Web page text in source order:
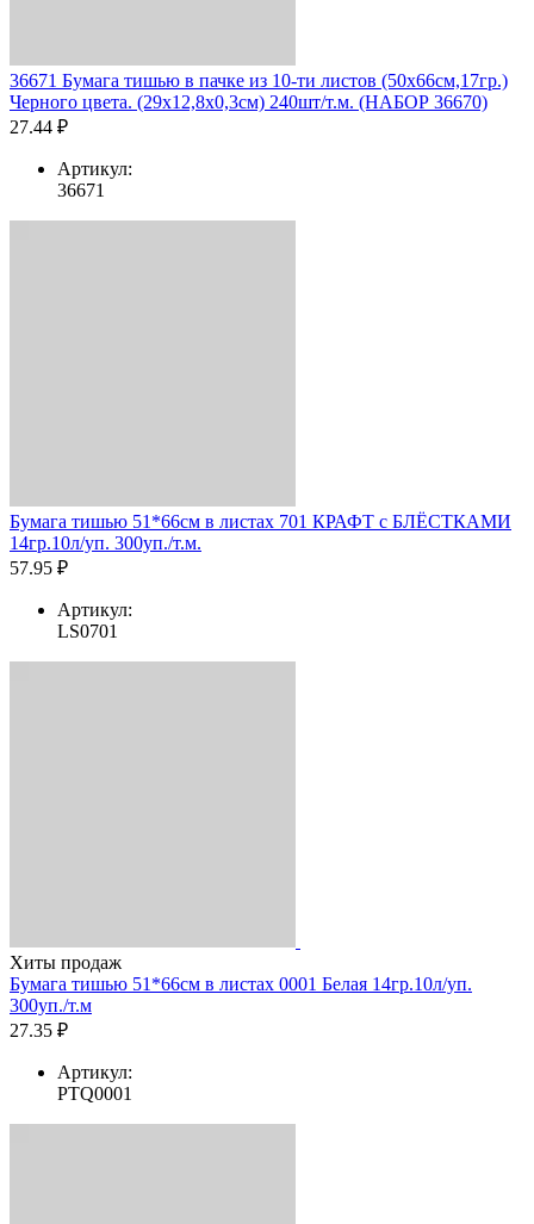
36671 Бумага тишью в пачке из 10-ти листов (50х66см,17гр.)
Черного цвета. (29x12,8x0,3см) 240шт/т.м. (НАБОР 36670)
27.44 ₽
Артикул:
36671
Бумага тишью 51*66см в листах 701 КРАФТ с БЛЁСТКАМИ
14гр.10л/уп. 300уп./т.м.
57.95 ₽
Артикул:
LS0701
Хиты продаж
Бумага тишью 51*66см в листах 0001 Белая 14гр.10л/уп.
300уп./т.м
27.35 ₽
Артикул:
PTQ0001